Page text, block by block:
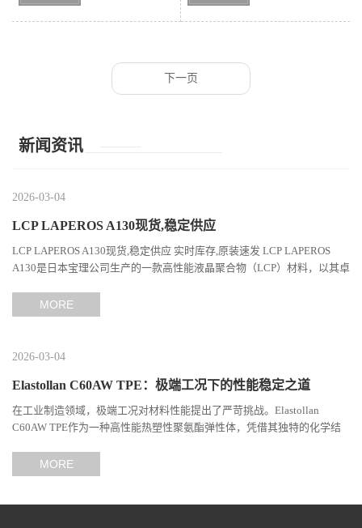
下一页
新闻资讯
2026-03-04
LCP LAPEROS A130现货,稳定供应
LCP LAPEROS A130现货,稳定供应 实时库存,原装速发 LCP LAPEROS
A130是日本宝理公司生产的一款高性能液晶聚合物（LCP）材料，以其卓
MORE
2026-03-04
Elastollan C60AW TPE：极端工况下的性能稳定之道
在工业制造领域，极端工况对材料性能提出了严苛挑战。Elastollan
C60AW TPE作为一种高性能热塑性聚氨酯弹性体，凭借其独特的化学结
MORE